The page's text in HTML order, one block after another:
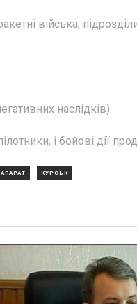
війська,
наслідків).
і бойові дії
КУРСЬК